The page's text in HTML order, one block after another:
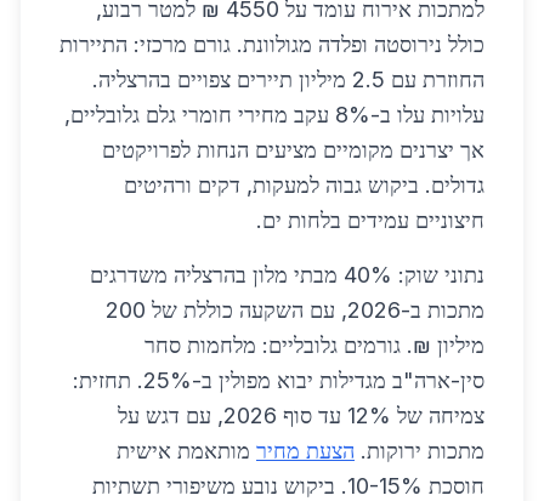
למתכות אירוח עומד על 4550 ₪ למטר רבוע,
כולל נירוסטה ופלדה מגולוונת. גורם מרכזי: התיירות
החוזרת עם 2.5 מיליון תיירים צפויים בהרצליה.
עלויות עלו ב-8% עקב מחירי חומרי גלם גלובליים,
אך יצרנים מקומיים מציעים הנחות לפרויקטים
גדולים. ביקוש גבוה למעקות, דקים ורהיטים
חיצוניים עמידים בלחות ים.
נתוני שוק: 40% מבתי מלון בהרצליה משדרגים
מתכות ב-2026, עם השקעה כוללת של 200
מיליון ₪. גורמים גלובליים: מלחמות סחר
סין-ארה"ב מגדילות יבוא מפולין ב-25%. תחזית:
צמיחה של 12% עד סוף 2026, עם דגש על
מתכות ירוקות. הצעת מחיר מותאמת אישית
חוסכת 10-15%. ביקוש נובע משיפורי תשתיות